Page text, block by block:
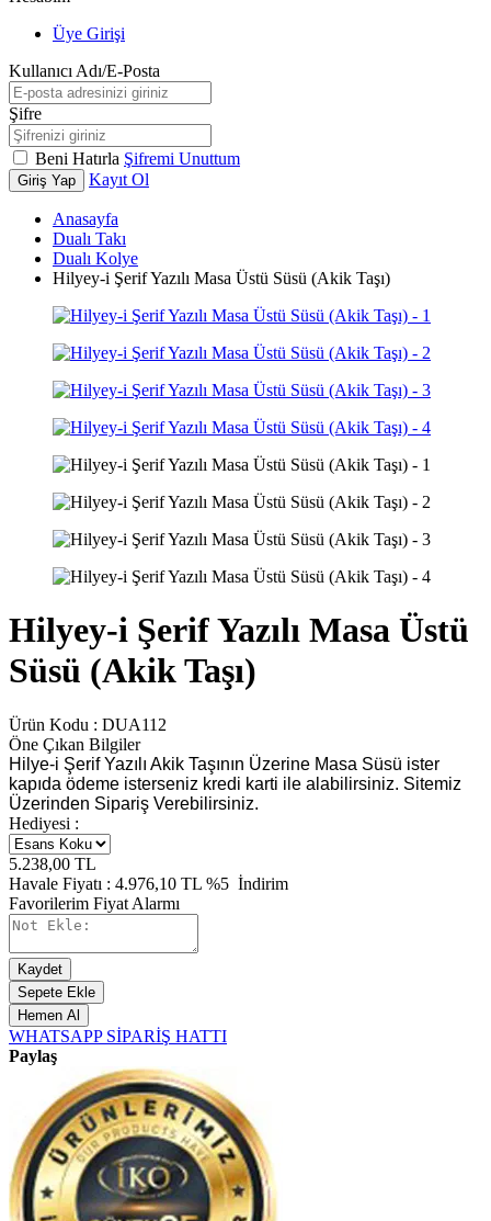
Üye Girişi
Kullanıcı Adı/E-Posta
Şifre
Beni Hatırla Şifremi Unuttum
Giriş Yap Kayıt Ol
Anasayfa
Dualı Takı
Dualı Kolye
Hilyey-i Şerif Yazılı Masa Üstü Süsü (Akik Taşı)
Hilyey-i Şerif Yazılı Masa Üstü
Süsü (Akik Taşı)
Ürün Kodu : DUA112
Öne Çıkan Bilgiler
Hilye-i Şerif Yazılı Akik Taşının Üzerine Masa Süsü ister
kapıda ödeme isterseniz kredi karti ile alabilirsiniz. Sitemiz
Üzerinden Sipariş Verebilirsiniz.
Hediyesi :
5.238,00 TL
Havale Fiyatı : 4.976,10 TL %5 İndirim
Favorilerim Fiyat Alarmı
Kaydet
Sepete Ekle
Hemen Al
WHATSAPP SİPARİŞ HATTI
Paylaş